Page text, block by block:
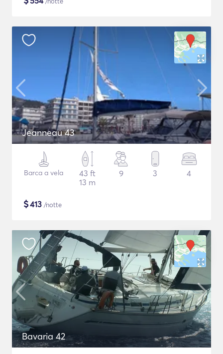
Jeanneau 43
Barca a vela
43 ft
13 m
9 3 4
$413 /notte
Bavaria 42